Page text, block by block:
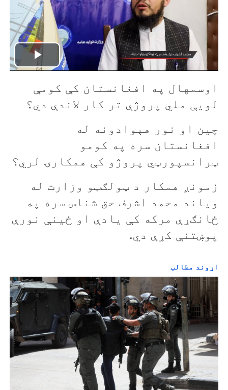
P
l
a
V
d
e
اوسمهال په افغانستان کې کومې
لويې ملي پروژې تر کار لاندې دي؟
چين او نور هېوادونه له
افغانستان سره په کومو
ټرانسپورټي پروژو کې همکارۍ لري؟
زمونږ همکار د ټولګټو وزارت له
ویاند محمد اشرف حق شناس سره په
ځانګړې مرکه کې يادې او ځينې نورې
پوښتنې کړې دي.
اړوند مطالب